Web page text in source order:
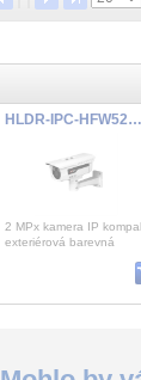
HLDR-IPC-HFW5200DP-0600B
2 MPx kamera IP
exteriérová barevná